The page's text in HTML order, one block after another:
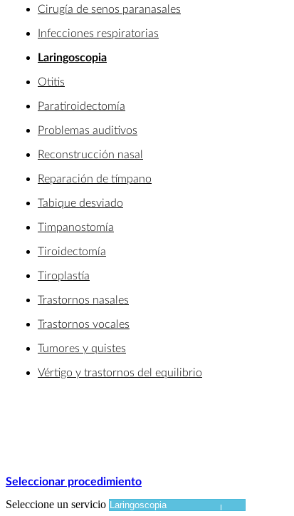
Cirugía de senos paranasales
Infecciones respiratorias
Laringoscopia
Otitis
Paratiroidectomía
Problemas auditivos
Reconstrucción nasal
Reparación de tímpano
Tabique desviado
Timpanostomía
Tiroidectomía
Tiroplastía
Trastornos nasales
Trastornos vocales
Tumores y quistes
Vértigo y trastornos del equilibrio
Seleccionar procedimiento
Seleccione un servicio